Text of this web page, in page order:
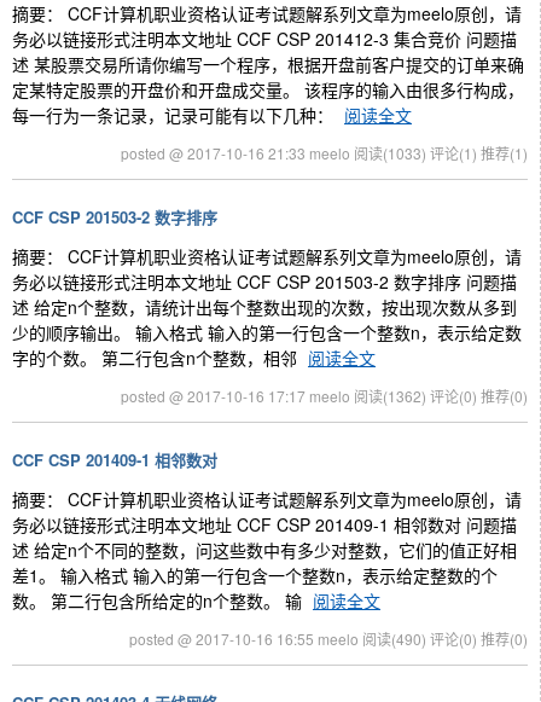
摘要： CCF计算机职业资格认证考试题解系列文章为meelo原创，请
务必以链接形式注明本文地址 CCF CSP 201412-3 集合竞价 问题描
述 某股票交易所请你编写一个程序，根据开盘前客户提交的订单来确
定某特定股票的开盘价和开盘成交量。 该程序的输入由很多行构成，
每一行为一条记录，记录可能有以下几种：
阅读全文
posted @ 2017-10-16 21:33 meelo 阅读(1033) 评论(1) 推荐(1)
CCF CSP 201503-2 数字排序
摘要： CCF计算机职业资格认证考试题解系列文章为meelo原创，请
务必以链接形式注明本文地址 CCF CSP 201503-2 数字排序 问题描
述 给定n个整数，请统计出每个整数出现的次数，按出现次数从多到
少的顺序输出。 输入格式 输入的第一行包含一个整数n，表示给定数
字的个数。 第二行包含n个整数，相邻 阅读全文
posted @ 2017-10-16 17:17 meelo 阅读(1362) 评论(0) 推荐(0)
CCF CSP 201409-1 相邻数对
摘要： CCF计算机职业资格认证考试题解系列文章为meelo原创，请
务必以链接形式注明本文地址 CCF CSP 201409-1 相邻数对 问题描
述 给定n个不同的整数，问这些数中有多少对整数，它们的值正好相
差1。 输入格式 输入的第一行包含一个整数n，表示给定整数的个
数。 第二行包含所给定的n个整数。 输 阅读全文
posted @ 2017-10-16 16:55 meelo 阅读(490) 评论(0) 推荐(0)